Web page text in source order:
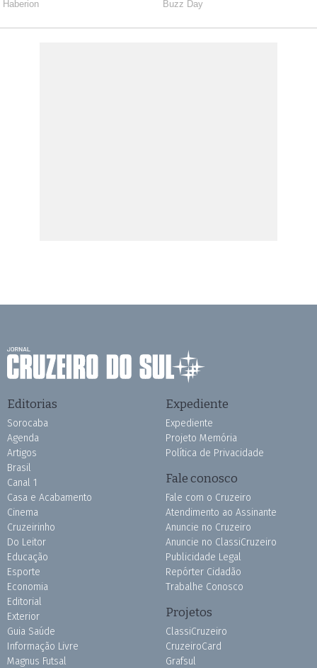
Editorias
Sorocaba
Agenda
Artigos
Brasil
Canal 1
Casa e Acabamento
Cinema
Cruzeirinho
Do Leitor
Educação
Esporte
Economia
Editorial
Exterior
Guia Saúde
Informação Livre
Magnus Futsal
Expediente
Expediente
Projeto Memória
Política de Privacidade
Fale conosco
Fale com o Cruzeiro
Atendimento ao Assinante
Anuncie no Cruzeiro
Anuncie no ClassiCruzeiro
Publicidade Legal
Repórter Cidadão
Trabalhe Conosco
Projetos
ClassiCruzeiro
CruzeiroCard
Grafsul